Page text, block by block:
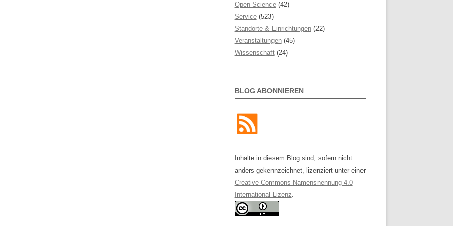
Open Science(42)
Service(523)
Standorte & Einrichtungen(22)
Veranstaltungen(45)
Wissenschaft(24)
BLOG ABONNIEREN
Inhalte in diesem Blog sind, sofern nicht
anders gekennzeichnet, lizenziert unter einer
Creative Commons Namensnennung 4.0
International Lizenz.